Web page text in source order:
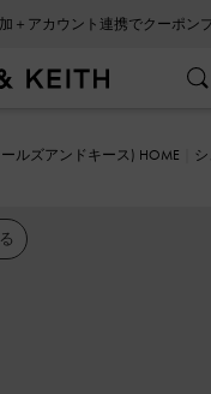
スレター登録で10%OFFクーポ
ールズアンドキース) HOME